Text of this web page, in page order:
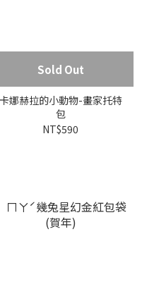
Sold Out
卡娜赫拉的小動物-畫家托特
包
NT$590